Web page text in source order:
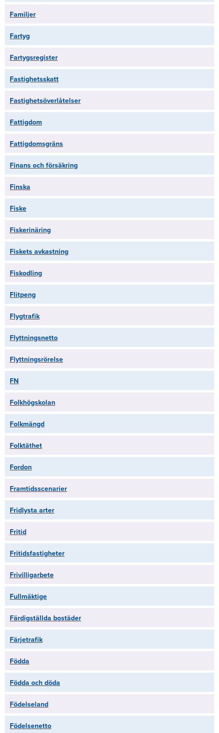
Familjer
Fartyg
Fartygsregister
Fastighetsskatt
Fastighetsöverlåtelser
Fattigdom
Fattigdomsgräns
Finans och försäkring
Finska
Fiske
Fiskerinäring
Fiskets avkastning
Fiskodling
Flitpeng
Flygtrafik
Flyttningsnetto
Flyttningsrörelse
FN
Folkhögskolan
Folkmängd
Folktäthet
Fordon
Framtidsscenarier
Fridlysta arter
Fritid
Fritidsfastigheter
Frivilligarbete
Fullmäktige
Färdigställda bostäder
Färjetrafik
Födda
Födda och döda
Födelseland
Födelsenetto